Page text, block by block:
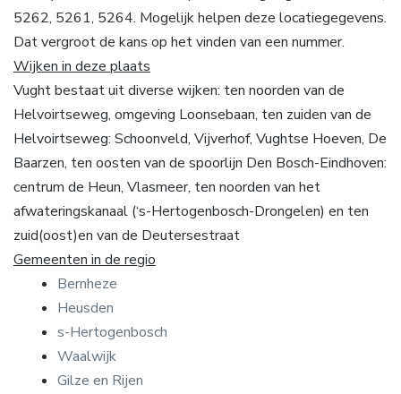
5262, 5261, 5264. Mogelijk helpen deze locatiegegevens.
Dat vergroot de kans op het vinden van een nummer.
Wijken in deze plaats
Vught bestaat uit diverse wijken: ten noorden van de
Helvoirtseweg, omgeving Loonsebaan, ten zuiden van de
Helvoirtseweg: Schoonveld, Vijverhof, Vughtse Hoeven, De
Baarzen, ten oosten van de spoorlijn Den Bosch-Eindhoven:
centrum de Heun, Vlasmeer, ten noorden van het
afwateringskanaal (‘s-Hertogenbosch-Drongelen) en ten
zuid(oost)en van de Deutersestraat
Gemeenten in de regio
Bernheze
Heusden
s-Hertogenbosch
Waalwijk
Gilze en Rijen